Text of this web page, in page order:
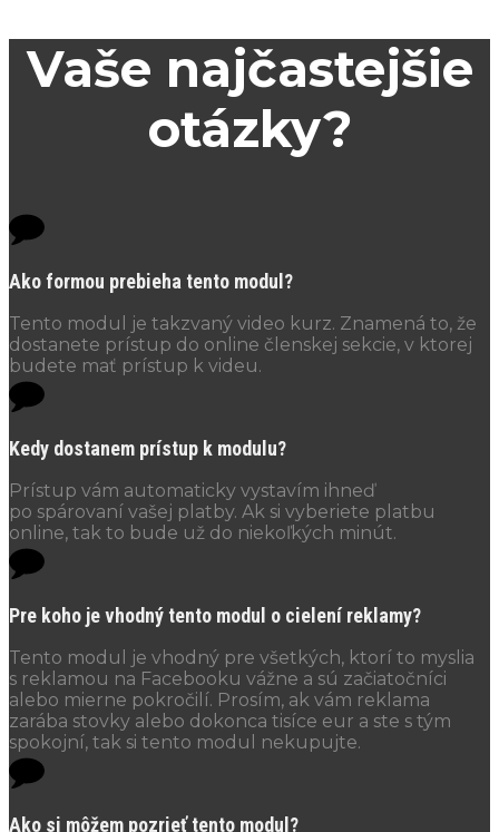
Vaše najčastejšie
otázky?
Ako formou prebieha tento modul?
Tento modul je takzvaný video kurz. Znamená to, že
dostanete prístup do online členskej sekcie, v ktorej
budete mať prístup k videu.
Kedy dostanem prístup k modulu?
Prístup vám automaticky vystavím ihneď
po spárovaní vašej platby. Ak si vyberiete platbu
online, tak to bude už do niekoľkých minút.
Pre koho je vhodný tento modul o cielení reklamy?
Tento modul je vhodný pre všetkých, ktorí to myslia
s reklamou na Facebooku vážne a sú začiatočníci
alebo mierne pokročilí. Prosím, ak vám reklama
zarába stovky alebo dokonca tisíce eur a ste s tým
spokojní, tak si tento modul nekupujte.
Ako si môžem pozrieť tento modul?